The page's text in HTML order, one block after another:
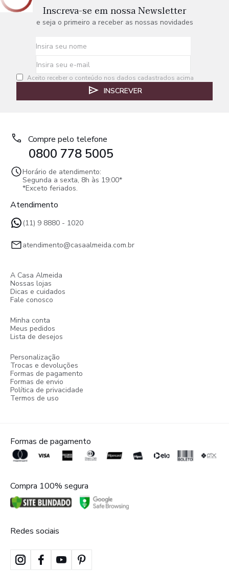
Inscreva-se em nossa Newsletter
e seja o primeiro a receber as nossas novidades
Aceito receber o conteúdo nos dados cadastrados acima
INSCREVER
Compre pelo telefone
0800 778 5005
Horário de atendimento:
Segunda a sexta, 8h às 19:00*
*Exceto feriados.
Atendimento
(11) 9 8880 - 1020
atendimento@casaalmeida.com.br
A Casa Almeida
Nossas lojas
Dicas e cuidados
Fale conosco
Minha conta
Meus pedidos
Lista de desejos
Personalização
Trocas e devoluções
Formas de pagamento
Formas de envio
Política de privacidade
Termos de uso
Formas de pagamento
Compra 100% segura
Redes sociais